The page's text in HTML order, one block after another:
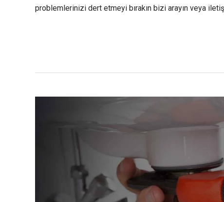
problemlerinizi dert etmeyi bırakın bizi arayın veya